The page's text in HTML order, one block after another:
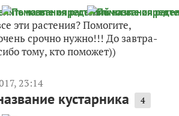
эти растения? Помогите,
срочно нужно!!! До завтра-
тому, кто поможет))
23:14
кустарника 4